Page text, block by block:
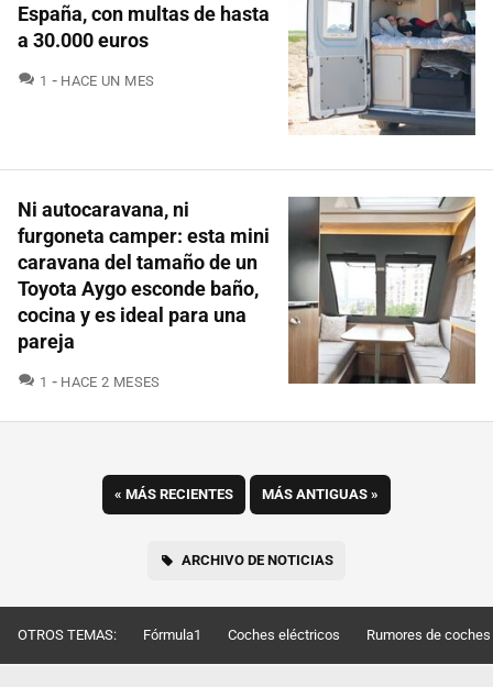
España, con multas de hasta
a 30.000 euros
1 COMENTARIOS
HACE UN MES
Ni autocaravana, ni
furgoneta camper: esta mini
caravana del tamaño de un
Toyota Aygo esconde baño,
cocina y es ideal para una
pareja
1 COMENTARIOS
HACE 2 MESES
« MÁS RECIENTES MÁS ANTIGUAS »
ARCHIVO DE NOTICIAS
OTROS TEMAS: Fórmula1 Coches eléctricos Rumores de coches